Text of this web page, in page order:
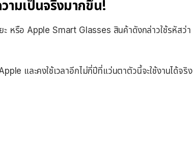
ามเป็นจริงมากขึ้น!
หรือ Apple Smart Glasses สินค้าดังกล่าวใช้รหัสว่า
และคงใช้เวลาอีกไม่กี่ปีที่แว่นตาตัวนี้จะใช้งานได้จริง